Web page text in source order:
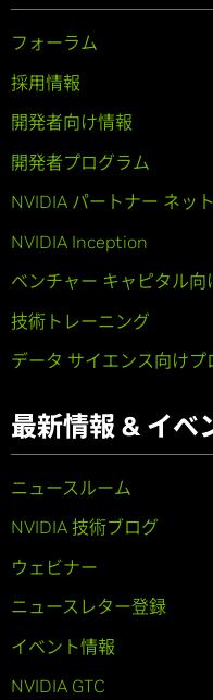
フォーラム
採用情報
開発者向け情報
開発者プログラム
NVIDIA パートナー ネッ
NVIDIA Inception
ベンチャー キャピタル向
技術トレーニング
データ サイエンス向け
最新情報 & イベ
ニュースルーム
NVIDIA 技術ブログ
ウェビナー
ニュースレター登録
イベント情報
NVIDIA GTC